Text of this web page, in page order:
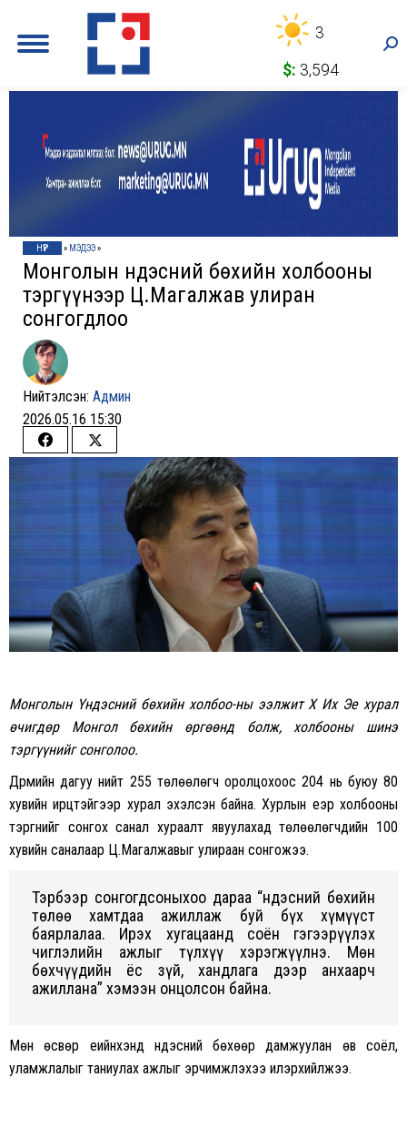
3
$: 3,594
НҮҮР » МЭДЭЭ»
Монголын Үндэсний бөхийн холбооны
тэргүүнээр Ц.Магалжав улиран
сонгогдлоо
Нийтэлсэн: Админ
2026.05.16 15:30
Share
Facebook
Share
on
Twitter
Монголын Үндэсний бөхийн холбоо-ны ээлжит X Их Эе хурал
өчигдөр Монгол бөхийн өргөөнд болж, холбооны шинэ
тэргүүнийг сонголоо.
Дүрмийн дагуу нийт 255 төлөөлөгч оролцохоос 204 нь буюу 80
хувийн ирцтэйгээр хурал эхэлсэн байна. Хурлын үеэр холбооны
тэргүүнийг сонгох санал хураалт явуулахад төлөөлөгчдийн 100
хувийн саналаар Ц.Магалжавыг улираан сонгожээ.
Тэрбээр сонгогдсоныхоо дараа “Үндэсний бөхийн
төлөө хамтдаа ажиллаж буй бүх хүмүүст
баярлалаа. Ирэх хугацаанд соён гэгээрүүлэх
чиглэлийн ажлыг түлхүү хэрэгжүүлнэ. Мөн
бөхчүүдийн ёс зүй, хандлага дээр анхаарч
ажиллана” хэмээн онцолсон байна.
Мөн өсвөр үеийнхэнд үндэсний бөхөөр дамжуулан өв соёл,
уламжлалыг таниулах ажлыг эрчимжүүлэхээ илэрхийлжээ.